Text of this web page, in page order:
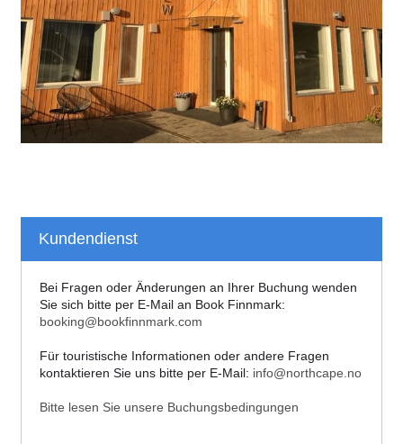
Kundendienst
Bei Fragen oder Änderungen an Ihrer Buchung wenden
Sie sich bitte per E-Mail an Book Finnmark:
booking@bookfinnmark.com
Für touristische Informationen oder andere Fragen
kontaktieren Sie uns bitte per E-Mail: info@northcape.no
Bitte lesen Sie unsere Buchungsbedingungen